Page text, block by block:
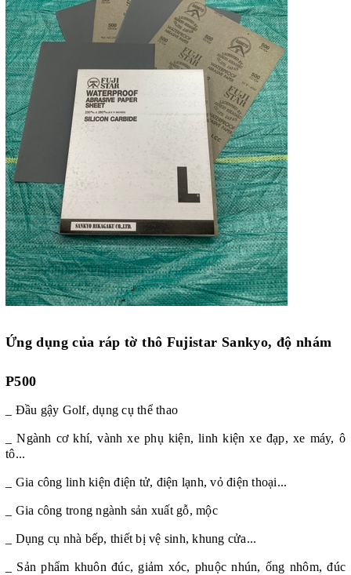
Ứng dụng của ráp tờ thô Fujistar Sankyo, độ nhám
P500
_ Đầu gậy Golf, dụng cụ thể thao
_ Ngành cơ khí, vành xe phụ kiện, linh kiện xe đạp, xe máy, ô
tô...
_ Gia công linh kiện điện tử, điện lạnh, vỏ điện thoại...
_ Gia công trong ngành sản xuất gỗ, mộc
_ Dụng cụ nhà bếp, thiết bị vệ sinh, khung cửa...
_ Sản phẩm khuôn đúc, giảm xóc, phuộc nhún, ống nhôm, đúc